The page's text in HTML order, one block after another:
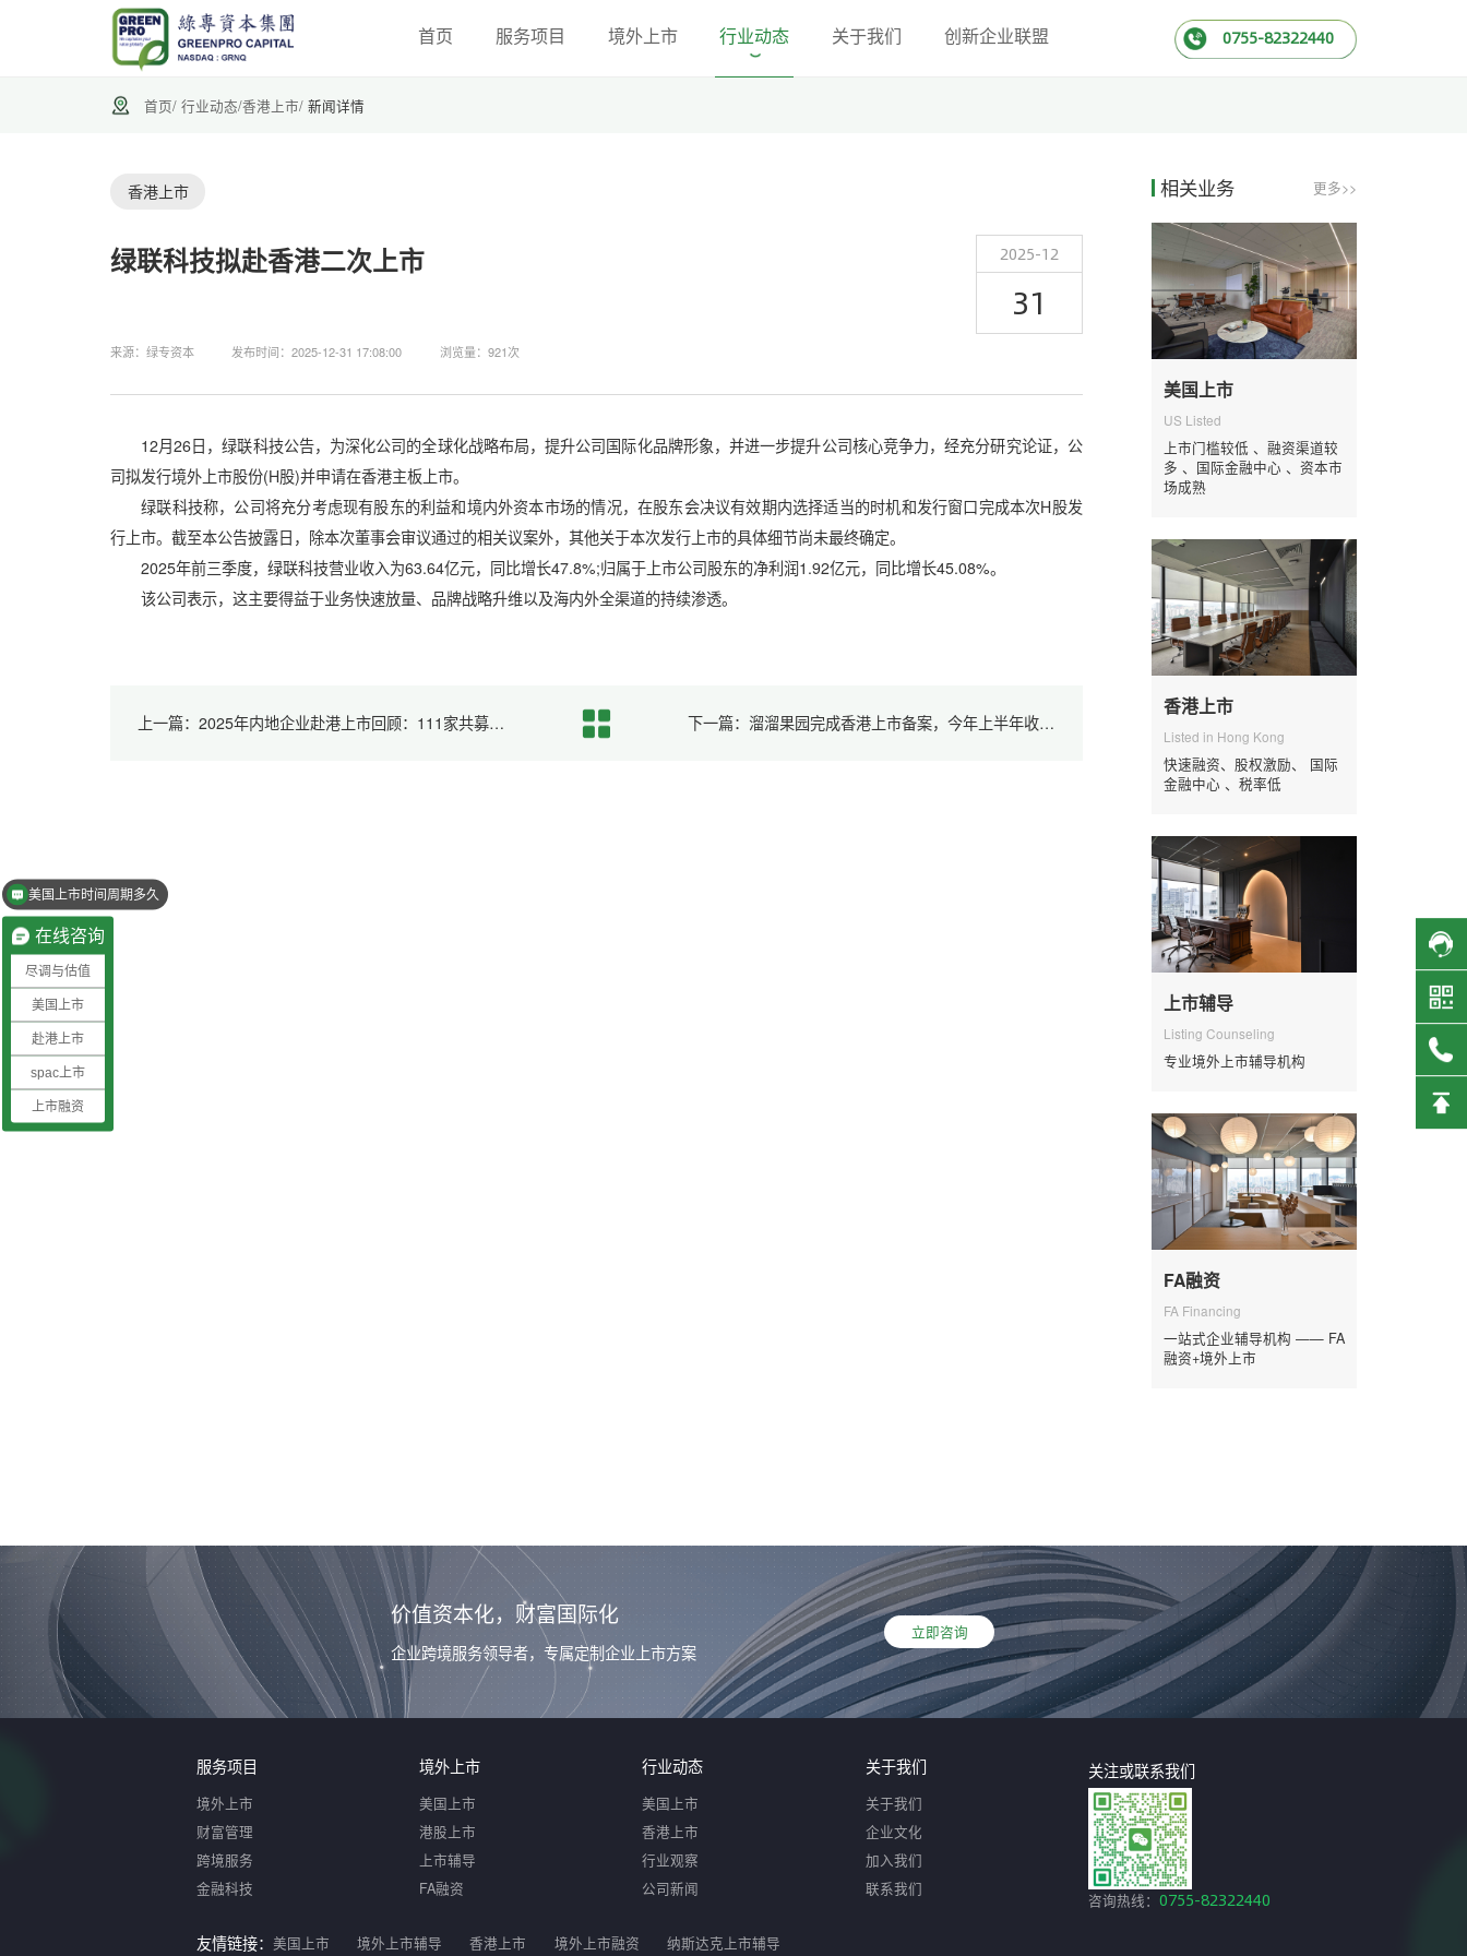
首页 服务项目 境外上市 行业动态 关于我们 创新企业联盟 0755-82322440
首页/行业动态/香港上市/ 新闻详情
香港上市
绿联科技拟赴香港二次上市 2025-12
31
来源：绿专资本 发布时间：2025-12-31 17:08:00 浏览量：921次
12月26日，绿联科技公告，为深化公司的全球化战略布局，提升公司国际化品牌形象，并进一步提升公司核心竞争力，经充分研究论证，公
司拟发行境外上市股份(H股)并申请在香港主板上市。
绿联科技称，公司将充分考虑现有股东的利益和境内外资本市场的情况，在股东会决议有效期内选择适当的时机和发行窗口完成本次H股发
行上市。截至本公告披露日，除本次董事会审议通过的相关议案外，其他关于本次发行上市的具体细节尚未最终确定。
2025年前三季度，绿联科技营业收入为63.64亿元，同比增长47.8%;归属于上市公司股东的净利润1.92亿元，同比增长45.08%。
该公司表示，这主要得益于业务快速放量、品牌战略升维以及海内外全渠道的持续渗透。
上一篇：2025年内地企业赴港上市回顾：111家共募资2286亿港元 三大赛道引领风潮 下一篇：溜溜果园完成香港上市备案，今年上半年收入9.6亿元
相关业务 更多>>
美国上市
US Listed
上市门槛较低 、融资渠道较
多 、国际金融中心 、资本市
场成熟
香港上市
Listed in Hong Kong
快速融资、股权激励、 国际
金融中心 、税率低
上市辅导
Listing Counseling
专业境外上市辅导机构
FA融资
FA Financing
一站式企业辅导机构 —— FA
融资+境外上市
价值资本化，财富国际化
企业跨境服务领导者，专属定制企业上市方案
立即咨询
关注或联系我们
咨询热线：0755-82322440
服务项目
境外上市
财富管理
跨境服务
金融科技
境外上市
美国上市
港股上市
上市辅导
FA融资
行业动态
美国上市
香港上市
行业观察
公司新闻
关于我们
关于我们
企业文化
加入我们
联系我们
友情链接： 美国上市 境外上市辅导 香港上市 境外上市融资 纳斯达克上市辅导
在线咨询
尽调与估值
美国上市
赴港上市
spac上市
上市融资
美国上市时间周期多久
香港创业板上市条件